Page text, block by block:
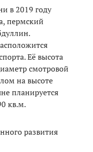
в 2019 году
пермский
Её высота
смотровой
на высоте
планируется
кв.м.
развития